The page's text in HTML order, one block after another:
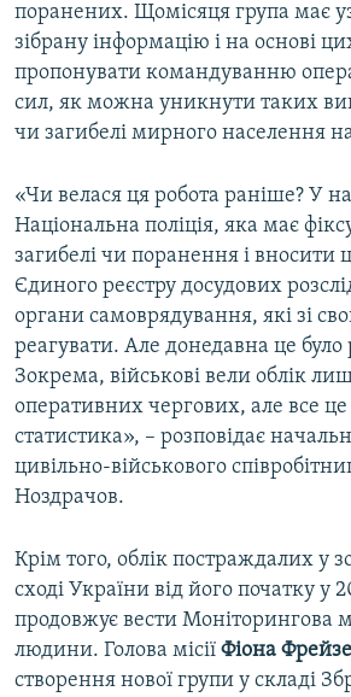
поранених. Щомісяця група має
зібрану інформацію і на основі
пропонувати командуванню
сил, як можна уникнути таких
чи загибелі мирного населення
«Чи велася ця робота раніше? У
Національна поліція, яка має
загибелі чи поранення і вносити
Єдиного реєстру досудових
органи самоврядування, які зі
реагувати. Але донедавна це
Зокрема, військові вели облік
оперативних чергових, але все це
статистика», – розповідає
цивільно-військового
Ноздрачов.
Крім того, облік постраждалих у
сході України від його початку у
продовжує вести Моніторингова
людини. Голова місії Фіона
створення нової групи у складі